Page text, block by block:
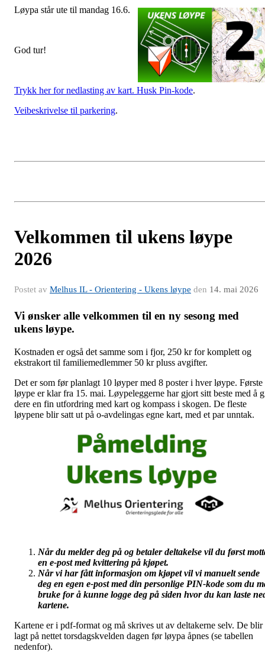
Løypa står ute til mandag 16.6.
God tur!
Trykk her for nedlasting av kart. Husk Pin-kode.
Veibeskrivelse til parkering.
Velkommen til ukens løype
2026
Postet av Melhus IL - Orientering - Ukens løype den 14. mai 2026
Vi ønsker alle velkommen til en ny sesong med
ukens løype.
Kostnaden er også det samme som i fjor, 250 kr for komplett og
ekstrakort til familiemedlemmer 50 kr pluss avgifter.
Det er som før planlagt 10 løyper med 8 poster i hver løype. Første
løype er klar fra 15. mai. Løypeleggerne har gjort sitt beste med å
dere en fin utfordring med kart og kompass i skogen. De fleste
løypene blir satt ut på o-avdelingas egne kart, med et par unntak.
Når du melder deg på og betaler deltakelse vil du først
en e-post med kvittering på kjøpet.
Når vi har fått informasjon om kjøpet vil vi manuelt sende
deg en egen e-post med din personlige PIN-kode som du
bruke for å kunne logge deg på siden hvor du kan laste
kartene.
Kartene er i pdf-format og må skrives ut av deltakerne selv. De blir
lagt på nettet torsdagskvelden dagen før løypa åpnes (se tabellen
nedenfor).